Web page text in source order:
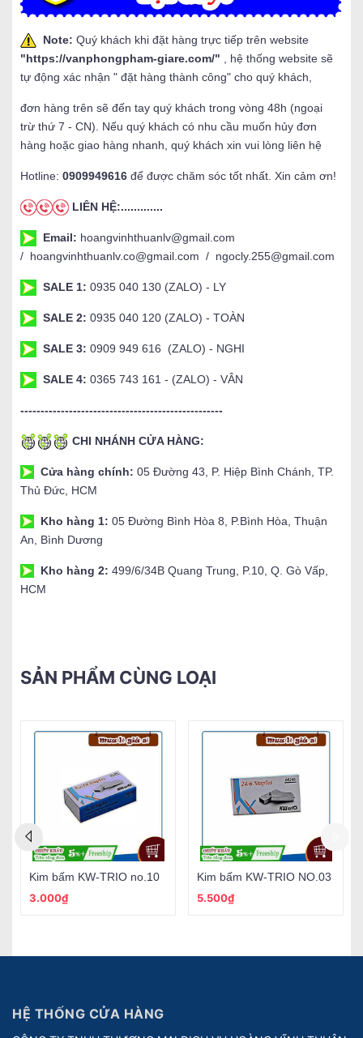
Note: Quý khách khi đặt hàng trực tiếp trên website
"https://vanphongpham-giare.com/"
, hệ thống website sẽ
tự động xác nhận " đặt hàng thành công" cho quý khách,
đơn hàng trên sẽ đến tay quý khách trong vòng 48h (ngoại
trừ thứ 7 - CN). Nếu quý khách có nhu cầu muốn hủy đơn
hàng hoặc giao hàng nhanh, quý khách xin vui lòng liên hệ
Hotline: 0909949616 để được chăm sóc tốt nhất. Xin cảm ơn!
LIÊN HỆ:.............
Email: hoangvinhthuanlv@gmail.com
/ hoangvinhthuanlv.co@gmail.com / ngocly.255@gmail.com
SALE 1: 0935 040 130 (ZALO) - LY
SALE 2: 0935 040 120 (ZALO) - TOÀN
SALE 3: 0909 949 616 (ZALO) - NGHI
SALE 4: 0365 743 161 - (ZALO) - VÂN
--------------------------------------------------
CHI NHÁNH CỬA HÀNG:
Cửa hàng chính: 05 Đường 43, P. Hiệp Bình Chánh, TP.
Thủ Đức, HCM
Kho hàng 1: 05 Đường Bình Hòa 8, P.Bình Hòa, Thuận
An, Bình Dương
Kho hàng 2: 499/6/34B Quang Trung, P.10, Q. Gò Vấp,
HCM
SẢN PHẨM CÙNG LOẠI
Kim bấm KW-TRIO no.10
3.000₫
Kim bấm KW-TRIO NO.03
5.500₫
HỆ THỐNG CỬA HÀNG